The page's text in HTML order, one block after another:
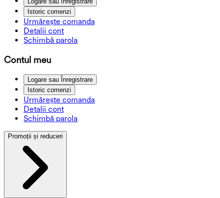
Istoric comenzi
Urmărește comanda
Detalii cont
Schimbă parola
Contul meu
Logare sau Înregistrare
Istoric comenzi
Urmărește comanda
Detalii cont
Schimbă parola
Promoții și reduceri